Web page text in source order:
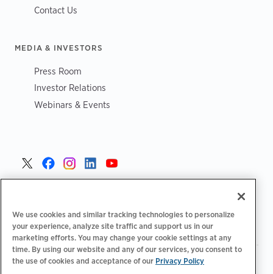
Contact Us
MEDIA & INVESTORS
Press Room
Investor Relations
Webinars & Events
Polityka prywatności | Opcje prywatności|Legalny
We use cookies and similar tracking technologies to personalize
your experience, analyze site traffic and support us in our
marketing efforts. You may change your cookie settings at any
time. By using our website and any of our services, you consent to
the use of cookies and acceptance of our Privacy Policy